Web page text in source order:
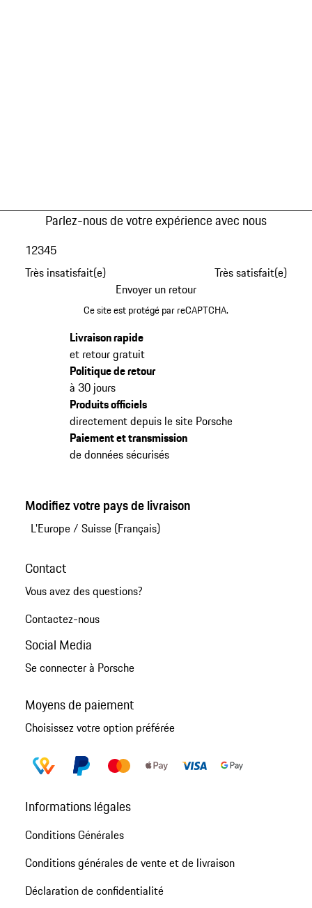
Parlez-nous de votre expérience avec nous
Très insatisfait(e)
12345
Très satisfait(e)
Envoyer un retour
Ce site est protégé par reCAPTCHA.
Livraison rapide
et retour gratuit
Politique de retour
à 30 jours
Produits officiels
directement depuis le site Porsche
Paiement et transmission
de données sécurisés
Modifiez votre pays de livraison
L'Europe/ Suisse (Français)
Contact
Vous avez des questions?
Contactez-nous
Social Media
Se connecter à Porsche
Moyens de paiement
Choisissez votre option préférée
Informations légales
Conditions Générales
Conditions générales de vente et de livraison
Déclaration de confidentialité